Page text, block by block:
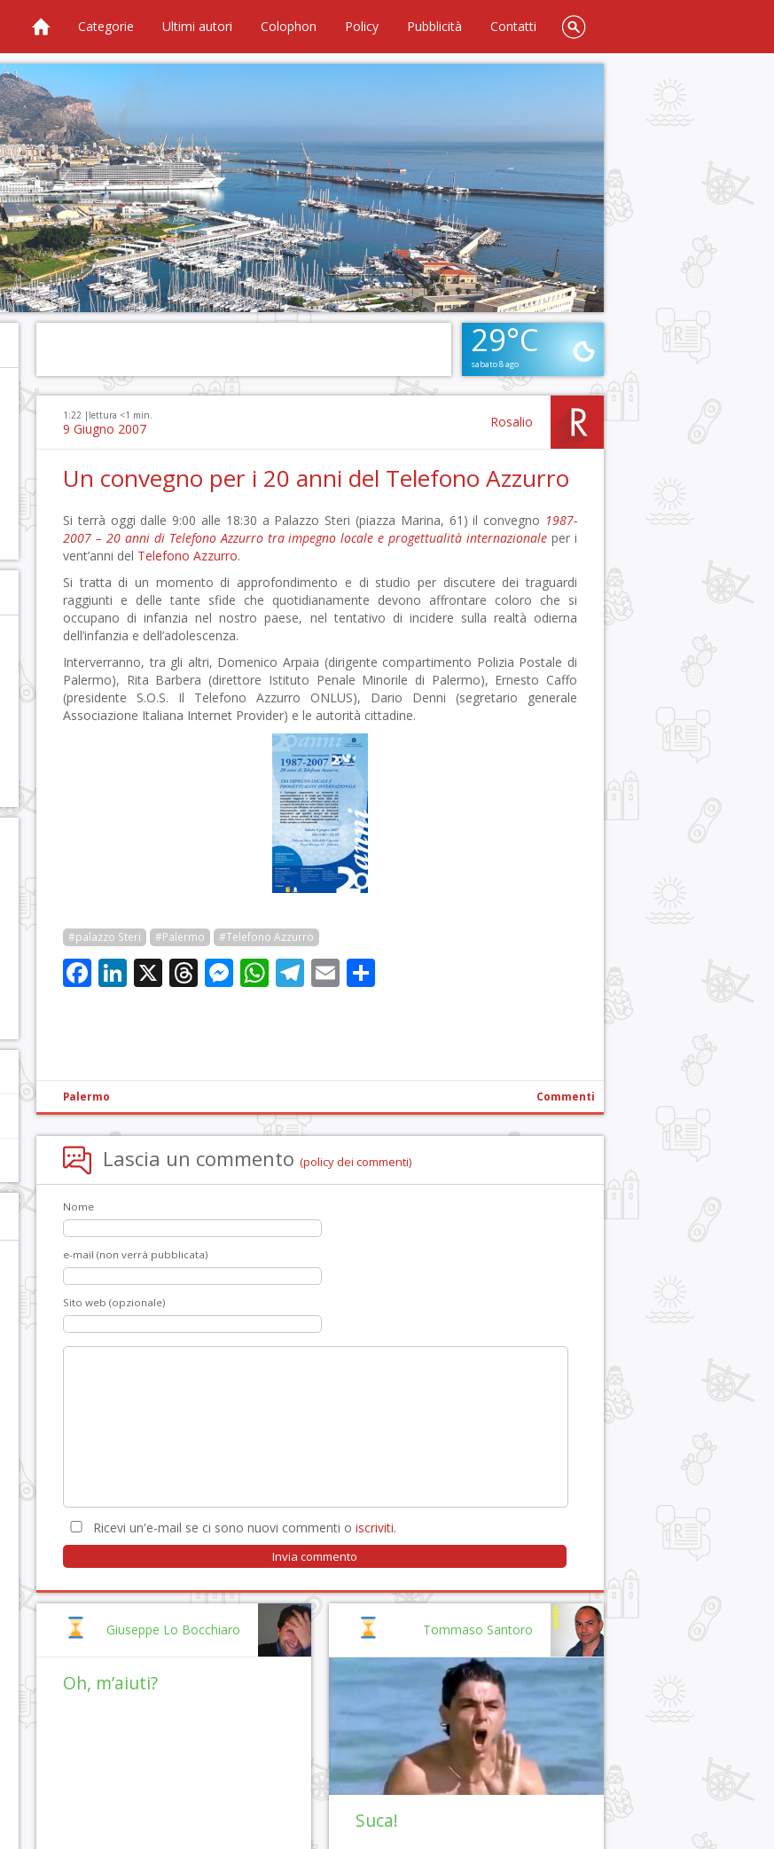
Categorie Ultimi autori Colophon Policy Pubblicità Contatti
29°C
sabato 8 ago
1:22 | lettura <1 min.
9 Giugno 2007 Rosalio
Un convegno per i 20 anni del Telefono Azzurro
Si terrà oggi dalle 9:00 alle 18:30 a Palazzo Steri (piazza Marina, 61) il convegno 1987-
2007 – 20 anni di Telefono Azzurro tra impegno locale e progettualità internazionale per i
vent’anni del Telefono Azzurro.
Si tratta di un momento di approfondimento e di studio per discutere dei traguardi
raggiunti e delle tante sfide che quotidianamente devono affrontare coloro che si
occupano di infanzia nel nostro paese, nel tentativo di incidere sulla realtà odierna
dell’infanzia e dell’adolescenza.
Interverranno, tra gli altri, Domenico Arpaia (dirigente compartimento Polizia Postale di
Palermo), Rita Barbera (direttore Istituto Penale Minorile di Palermo), Ernesto Caffo
(presidente S.O.S. Il Telefono Azzurro ONLUS), Dario Denni (segretario generale
Associazione Italiana Internet Provider) e le autorità cittadine.
#palazzo Steri #Palermo #Telefono Azzurro
Facebook
LinkedIn
X Threads
Messenger
WhatsApp
Telegram
Email
Palermo Commenti
Lascia un commento (policy dei commenti)
Nome
e-mail (non verrà pubblicata)
Sito web (opzionale)
Ricevi un'e-mail se ci sono nuovi commenti o iscriviti.
Tommaso Santoro
Suca!
Giuseppe Lo Bocchiaro
Oh, m’aiuti?